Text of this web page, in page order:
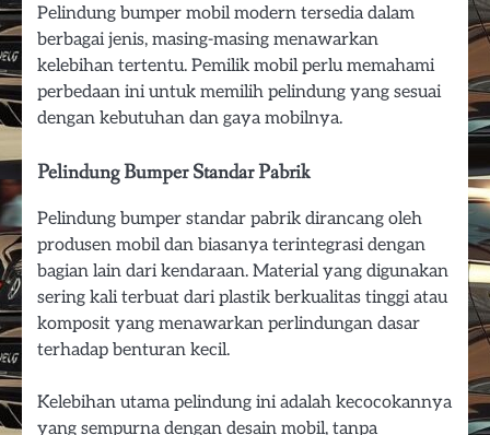
Pelindung bumper mobil modern tersedia dalam
berbagai jenis, masing-masing menawarkan
kelebihan tertentu. Pemilik mobil perlu memahami
perbedaan ini untuk memilih pelindung yang sesuai
dengan kebutuhan dan gaya mobilnya.
Pelindung Bumper Standar Pabrik
Pelindung bumper standar pabrik dirancang oleh
produsen mobil dan biasanya terintegrasi dengan
bagian lain dari kendaraan. Material yang digunakan
sering kali terbuat dari plastik berkualitas tinggi atau
komposit yang menawarkan perlindungan dasar
terhadap benturan kecil.
Kelebihan utama pelindung ini adalah kecocokannya
yang sempurna dengan desain mobil, tanpa